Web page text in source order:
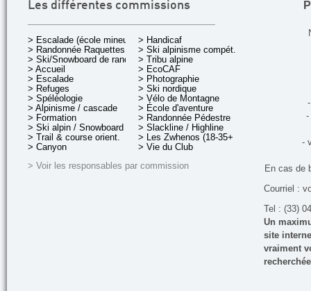
Les différentes commissions
> Escalade (école mineurs)
> Randonnée Raquettes
> Ski/Snowboard de rando.
> Accueil
> Escalade
> Refuges
> Spéléologie
> Alpinisme / cascade
> Formation
> Ski alpin / Snowboard
> Trail & course orient.
> Canyon
> Handicaf
> Ski alpinisme compét.
> Tribu alpine
> EcoCAF
> Photographie
> Ski nordique
> Vélo de Montagne
> École d'aventure
> Randonnée Pédestre
> Slackline / Highline
> Les Zwhenos (18-35+ ans)
> Vie du Club
> Voir les responsables par commission
-
-
En cas de
Courriel :
Tel : (33)
Un
site
vraiment